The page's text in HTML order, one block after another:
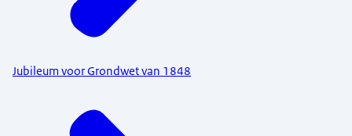
Jubileum voor Grondwet van 1848